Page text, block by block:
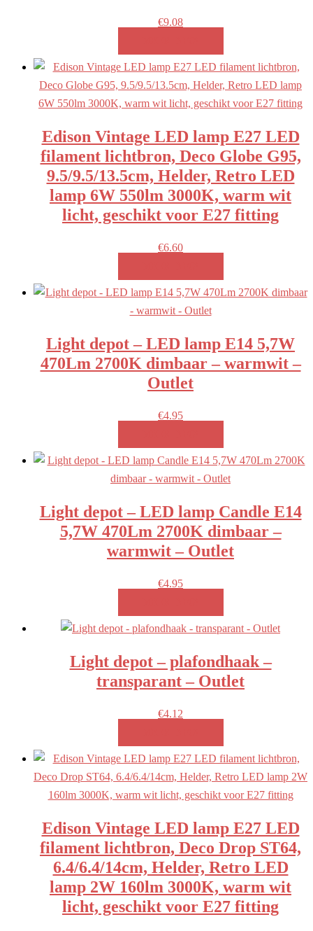
€9.08
Edison Vintage LED lamp E27 LED
filament lichtbron, Deco Globe G95,
9.5/9.5/13.5cm, Helder, Retro LED
lamp 6W 550lm 3000K, warm wit
licht, geschikt voor E27 fitting
€6.60
Light depot – LED lamp E14 5,7W
470Lm 2700K dimbaar – warmwit –
Outlet
€4.95
Light depot – LED lamp Candle E14
5,7W 470Lm 2700K dimbaar –
warmwit – Outlet
€4.95
Light depot – plafondhaak –
transparant – Outlet
€4.12
Edison Vintage LED lamp E27 LED
filament lichtbron, Deco Drop ST64,
6.4/6.4/14cm, Helder, Retro LED
lamp 2W 160lm 3000K, warm wit
licht, geschikt voor E27 fitting